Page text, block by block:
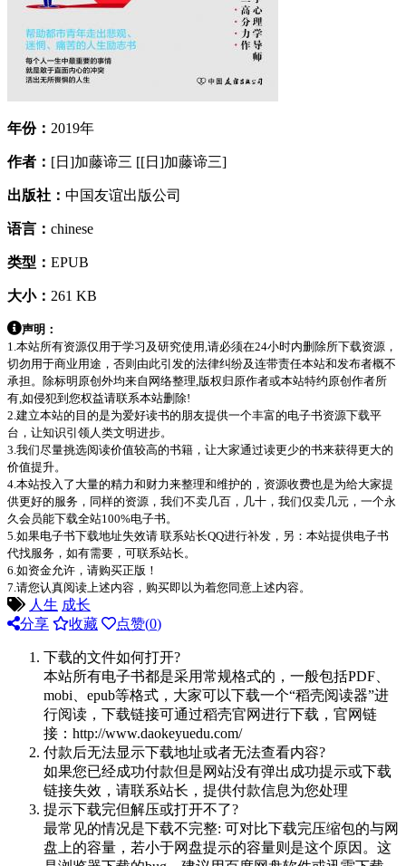
年份： 2019年
作者： [日]加藤谛三 [[日]加藤谛三]
出版社： 中国友谊出版公司
语言： chinese
类型： EPUB
大小： 261 KB
声明：
1.本站所有资源仅用于学习及研究使用,请必须在24小时内删除所下载资源，
切勿用于商业用途，否则由此引发的法律纠纷及连带责任本站和发布者概不
承担。除标明原创外均来自网络整理,版权归原作者或本站特约原创作者所
有,如侵犯到您权益请联系本站删除!
2.建立本站的目的是为爱好读书的朋友提供一个丰富的电子书资源下载平
台，让知识引领人类文明进步。
3.我们尽量挑选阅读价值较高的书籍，让大家通过读更少的书来获得更大的
价值提升。
4.本站投入了大量的精力和财力来整理和维护的，资源收费也是为给大家提
供更好的服务，同样的资源，我们不卖几百，几十，我们仅卖几元，一个永
久会员能下载全站100%电子书。
5.如果电子书下载地址失效请 联系站长QQ进行补发，另：本站提供电子书
代找服务，如有需要，可联系站长。
6.如资金允许，请购买正版！
7.请您认真阅读上述内容，购买即以为着您同意上述内容。
人生 成长
分享
收藏 点赞(0)
下载的文件如何打开?
本站所有电子书都是采用常规格式的，一般包括PDF、
mobi、epub等格式，大家可以下载一个“稻壳阅读器”进
行阅读，下载链接可通过稻壳官网进行下载，官网链
接：http://www.daokeyuedu.com/
付款后无法显示下载地址或者无法查看内容?
如果您已经成功付款但是网站没有弹出成功提示或下载
链接失效，请联系站长，提供付款信息为您处理
提示下载完但解压或打开不了?
最常见的情况是下载不完整: 可对比下载完压缩包的与网
盘上的容量，若小于网盘提示的容量则是这个原因。这